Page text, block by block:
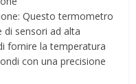
Questo termometro
di sensori ad alta
fornire la temperatura
con una precisione